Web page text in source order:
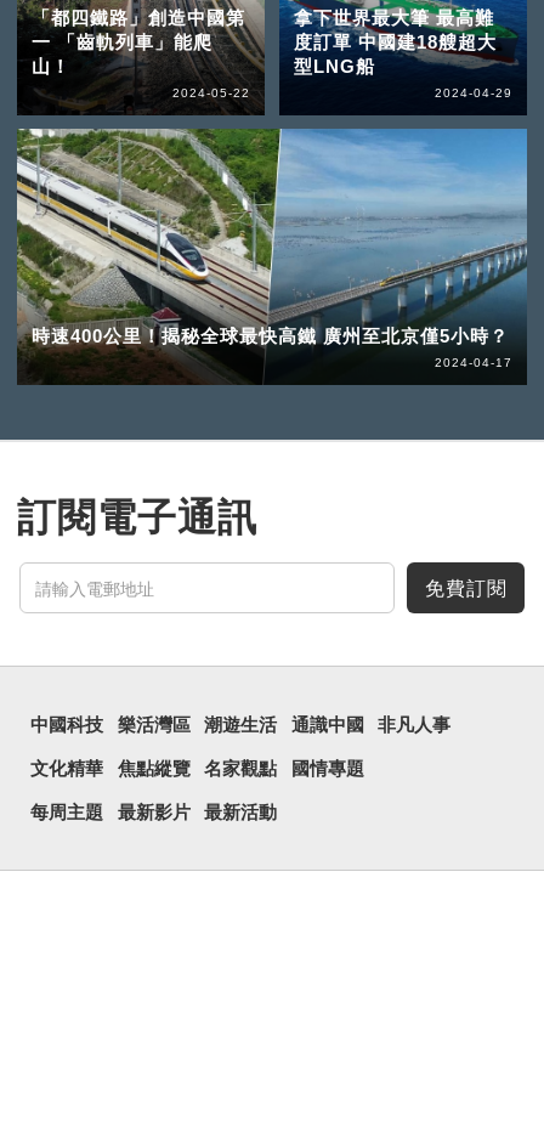
「都四鐵路」創造中國第
一 「齒軌列車」能爬
山！
2024-05-22
拿下世界最大筆 最高難
度訂單 中國建18艘超大
型LNG船
2024-04-29
時速400公里！揭秘全球最快高鐵 廣州至北京僅5小時？
2024-04-17
訂閱電子通訊
免費訂閱
中國科技 樂活灣區 潮遊生活 通識中國 非凡人事
文化精華 焦點縱覽 名家觀點 國情專題
每周主題 最新影片 最新活動